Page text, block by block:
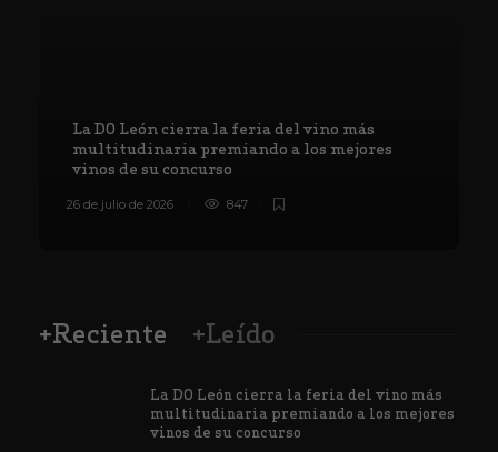
La DO León cierra la feria del vino más
multitudinaria premiando a los mejores
vinos de su concurso
26 de julio de 2026 847
+Reciente +Leído
La DO León cierra la feria del vino más
multitudinaria premiando a los mejores
vinos de su concurso